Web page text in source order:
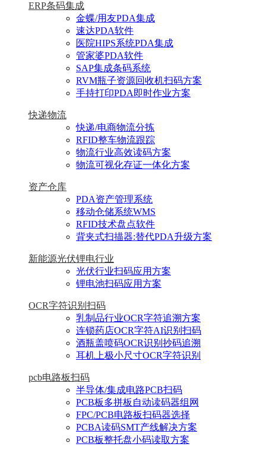
ERP条码集成
金蝶/用友PDA集成
速达PDA软件
医院HIPS系统PDA集成
管家婆PDA软件
SAP集成条码系统
RVM瓶子资源回收机扫码方案
手持打印PDA即时作业方案
快递物流
快递/电商物流分拣
RFID整车物流跟踪
物流行业高效读码方案
物流可视化存证一体化方案
资产仓库
PDA资产管理系统
移动仓储系统WMS
RFID技术盘点软件
背夹式扫描器:替代PDA升级方案
新能源光伏锂电行业
光伏行业扫码应用方案
锂电池扫码应用方案
OCR字符识别扫码
乳制品行业OCR字符追溯方案
连锁药店OCR字符AI识别扫码
酒瓶盖喷码OCR识别抄码追溯
耳机上极小尺寸OCR字符识别
pcb电路板扫码
半导体/集成电路PCB扫码
PCB板多拼板自动读码器组网
FPC/PCB电路板扫码器选择
PCBA读码SMT产线解决方案
PCB板整托盘小码读取方案